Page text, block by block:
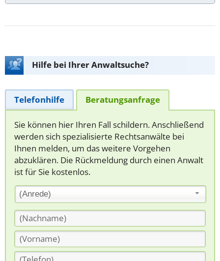
Hilfe bei Ihrer Anwaltsuche?
Telefonhilfe Beratungsanfrage
Sie können hier Ihren Fall schildern. Anschließend
werden sich spezialisierte Rechtsanwälte bei
Ihnen melden, um das weitere Vorgehen
abzuklären. Die Rückmeldung durch einen Anwalt
ist für Sie kostenlos.
(Anrede)